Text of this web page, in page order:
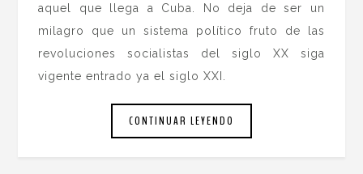
aquel que llega a Cuba. No deja de ser un
milagro que un sistema político fruto de las
revoluciones socialistas del siglo XX siga
vigente entrado ya el siglo XXI.
CONTINUAR LEYENDO